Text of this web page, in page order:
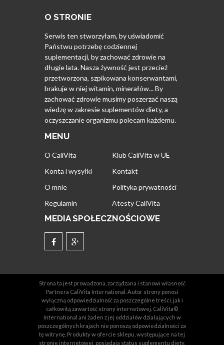
O STRONIE
Serwis ten stworzyłam, by uświadomić
Państwu potrzebę codziennej
suplementacji, by zachować zdrowie na
długie lata. Nasza żywność jest przecież
przetworzona, szpikowana konserwantami,
brakuje w niej witamin, minerałów... By
zachować zdrowie musimy poszerzać naszą
wiedzę w zakresie suplementów diety, a
oczyszczanie organizmu polecam każdemu.
MENU
O CaliVita
Klub CaliVita w UE
Konta i wysyłki
Kontakt
O mnie
Polityka prywatności
Regulamin
Atesty CaliVita
MEDIA SPOŁECZNOŚCIOWE
Strona ta jest prowadzona, zarządzana i stanowi własność
Partnera CaliVita International. Autor strony ponosi
wyłączną odpowiedzialność za poszczególne treści, jak i
całkowitą zawartość strony internetowej. CaliVita©
International ani żaden z jej oddziałów działających w
poszczególnych krajach nie ponoszą odpowiedzialności za
tę witrynę. Produkty w ofercie sklepu, występujące na tej
stronie internetowej, posiadają status suplementu diety,